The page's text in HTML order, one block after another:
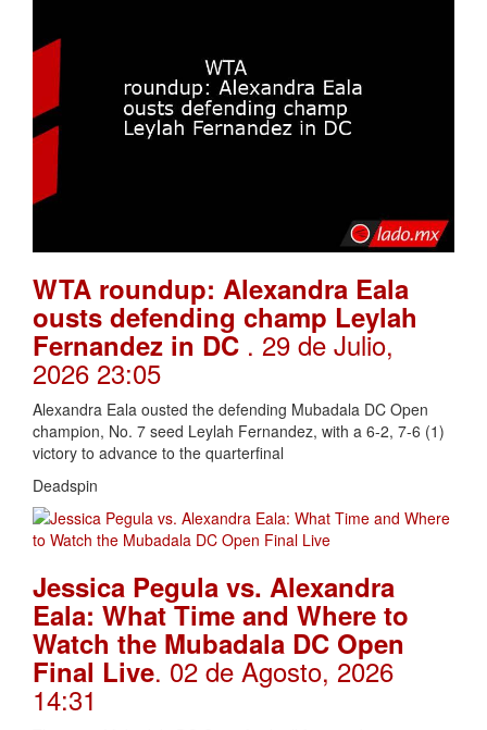
WTA roundup: Alexandra Eala
ousts defending champ Leylah
Fernandez in DC . 29 de Julio,
2026 23:05
Alexandra Eala ousted the defending Mubadala DC Open
champion, No. 7 seed Leylah Fernandez, with a 6-2, 7-6 (1)
victory to advance to the quarterfinal
Deadspin
Jessica Pegula vs. Alexandra
Eala: What Time and Where to
Watch the Mubadala DC Open
Final Live. 02 de Agosto, 2026
14:31